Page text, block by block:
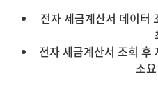
전자 세금계산서 데이터
전자 세금계산서 조회 후
소